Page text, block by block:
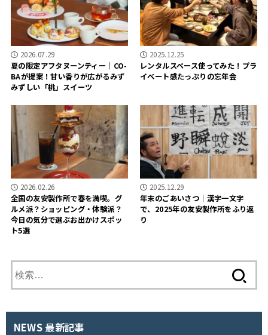
2026.07.29
夏の限定アフタヌーンティー｜CO-
BAが提案！甘い香りが広がるみず
みずしい「桃」スイーツ
2025.12.25
レンタルスペース使ってみた！プラ
イベート感たっぷりの忘年会
2026.02.26
全国の友安製作所で春を満喫。グ
ルメ派？ショッピング・体験派？
今日の気分で選ぶお出かけスポッ
ト5選
2025.12.29
年末のごあいさつ｜漢字一文字
で、2025年の友安製作所をふり返
り
索
NEWS 最新記事